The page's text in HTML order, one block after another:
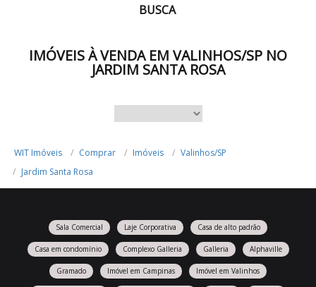
BUSCA
IMÓVEIS À VENDA EM VALINHOS/SP NO
JARDIM SANTA ROSA
WIT Imóveis Comprar Imóveis
Valinhos/SP
Jardim Santa Rosa
Sala Comercial Laje Corporativa Casa de alto padrão
Casa em condomínio Complexo Galleria Galleria Alphaville
Gramado Imóvel em Campinas Imóvel em Valinhos